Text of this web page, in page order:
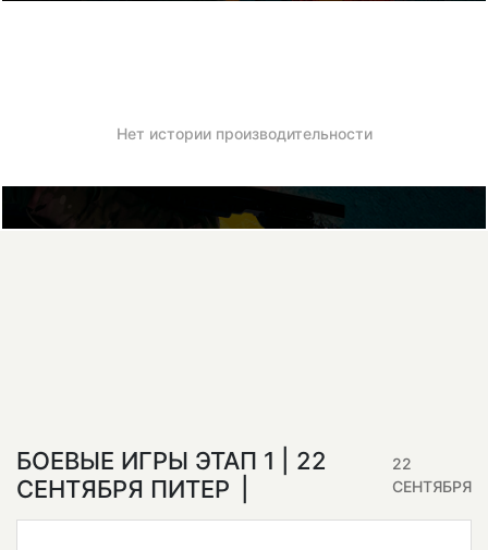
Нет истории производительности
БОЕВЫЕ ИГРЫ ЭТАП 1 | 22
СЕНТЯБРЯ ПИТЕР
22
СЕНТЯБРЯ